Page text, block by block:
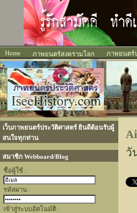
Home ภาพยนตร์สงครามโลก ภาพยนตร์
เว็บภาพยนตร์ประวัติศาสตร์ ยินดีต้อนรับผู้
สนใจทุกท่าน
สมาชิก Webboard/Blog
ชื่อผู้ใช้ :
รหัสผ่าน :
เข้าสู่ระบบอัตโนมัติ :
วั